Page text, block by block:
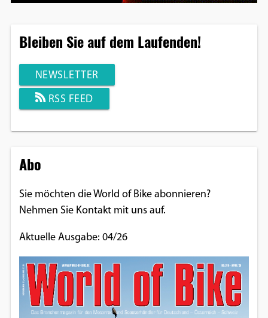
Bleiben Sie auf dem Laufenden!
NEWSLETTER
RSS FEED
Abo
Sie möchten die World of Bike abonnieren?
Nehmen Sie Kontakt mit uns auf.
Aktuelle Ausgabe: 04/26